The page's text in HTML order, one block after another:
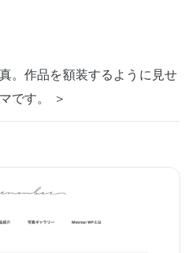
。作品を額装するように見せ
です。 ＞